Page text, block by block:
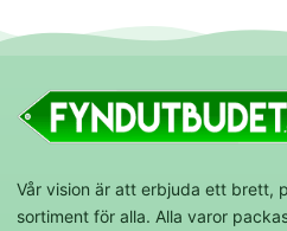
Vår vision är att erbjuda ett brett,
sortiment för alla. Alla varor